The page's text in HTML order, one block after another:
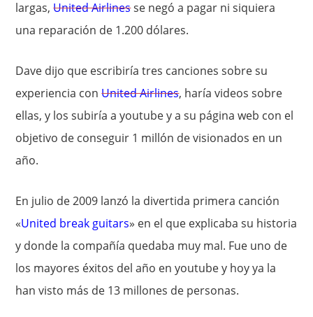
largas,United Airlinesse negó a pagar ni siquiera
una reparación de 1.200 dólares.
Dave dijo que escribiría tres canciones sobre su
experiencia conUnited Airlines, haría videos sobre
ellas, y los subiría a youtube y a su página web con el
objetivo de conseguir 1 millón de visionados en un
año.
En julio de 2009 lanzó la divertida primera canción
«United break guitars» en el que explicaba su historia
y donde la compañía quedaba muy mal. Fue uno de
los mayores éxitos del año en youtube y hoy ya la
han visto más de 13 millones de personas.